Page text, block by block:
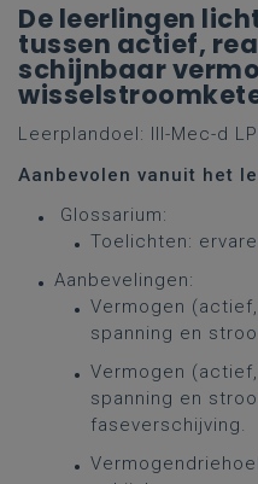
De leerlingen
tussen actief,
schijnbaar
Leerplandoel: III-Mec-d
Aanbevolen vanuit het
Glossarium:
Toelichten:
Aanbevelingen:
Vermogen
spanning en
Vermogen
spanning en
faseverschijving.